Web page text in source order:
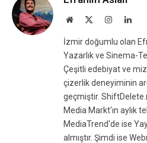
Website Instagram
İzmir doğumlu olan
Yazarlık ve Sinema-
Çeşitli edebiyat ve
çizerlik deneyiminin
geçmiştir.
Media Markt'ın aylık
MediaTrend'de ise
almıştır. Şimdi ise